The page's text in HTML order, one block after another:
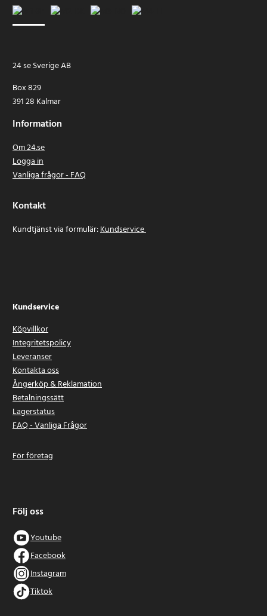
24 se Sverige AB
Box 829
391 28 Kalmar
Information
Om 24.se
Logga in
Vanliga frågor - FAQ
Kontakt
Kundtjänst via formulär:Kundservice
Kundservice
Köpvillkor
Integritetspolicy
Leveranser
Kontakta oss
Ångerköp & Reklamation
Betalningssätt
Lagerstatus
FAQ - Vanliga Frågor
För företag
Följ oss
Youtube
Facebook
Instagram
Tiktok